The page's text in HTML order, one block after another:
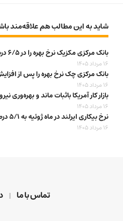
شاید به این مطالب هم علاقه‌مند
بانک مرکزی مکزیک نرخ بهره را در ۶/۵ درصد حفظ کرد
16 مرداد 1405
بانک مرکزی چک نرخ بهره را پس از
16 مرداد 1405
بازار کار آمریکا باثبات ماند و بهره‌وری
16 مرداد 1405
نرخ بیکاری ایرلند در ماه ژوئیه به ۵/۱ درصد رسید
16 مرداد 1405
تماس با ما